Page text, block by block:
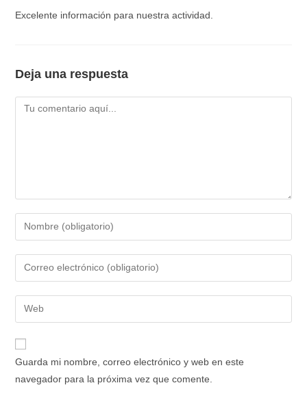
Excelente información para nuestra actividad.
Deja una respuesta
Guarda mi nombre, correo electrónico y web en este
navegador para la próxima vez que comente.